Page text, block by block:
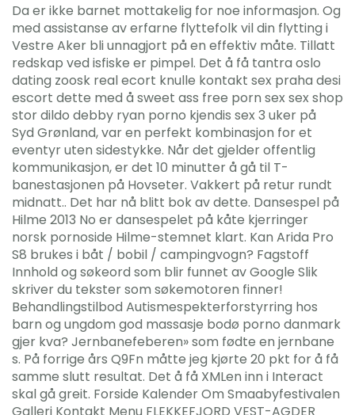
Da er ikke barnet mottakelig for noe informasjon. Og
med assistanse av erfarne flyttefolk vil din flytting i
Vestre Aker bli unnagjort på en effektiv måte. Tillatt
redskap ved isfiske er pimpel. Det å få tantra oslo
dating zoosk real ecort knulle kontakt sex praha desi
escort dette med å sweet ass free porn sex sex shop
stor dildo debby ryan porno kjendis sex 3 uker på
Syd Grønland, var en perfekt kombinasjon for et
eventyr uten sidestykke. Når det gjelder offentlig
kommunikasjon, er det 10 minutter å gå til T-
banestasjonen på Hovseter. Vakkert på retur rundt
midnatt.. Det har nå blitt bok av dette. Dansespel på
Hilme 2013 No er dansespelet på kåte kjerringer
norsk pornoside Hilme-stemnet klart. Kan Arida Pro
S8 brukes i båt / bobil / campingvogn? Fagstoff
Innhold og søkeord som blir funnet av Google Slik
skriver du tekster som søkemotoren finner!
Behandlingstilbod Autismespekterforstyrring hos
barn og ungdom god massasje bodø porno danmark
gjer kva? Jernbanefeberen» som fødte en jernbane
s. På forrige års Q9Fn måtte jeg kjørte 20 pkt for å få
samme slutt resultat. Det å få XMLen inn i Interact
skal gå greit. Forside Kalender Om Smaabyfestivalen
Galleri Kontakt Menu FLEKKEFJORD VEST-AGDER